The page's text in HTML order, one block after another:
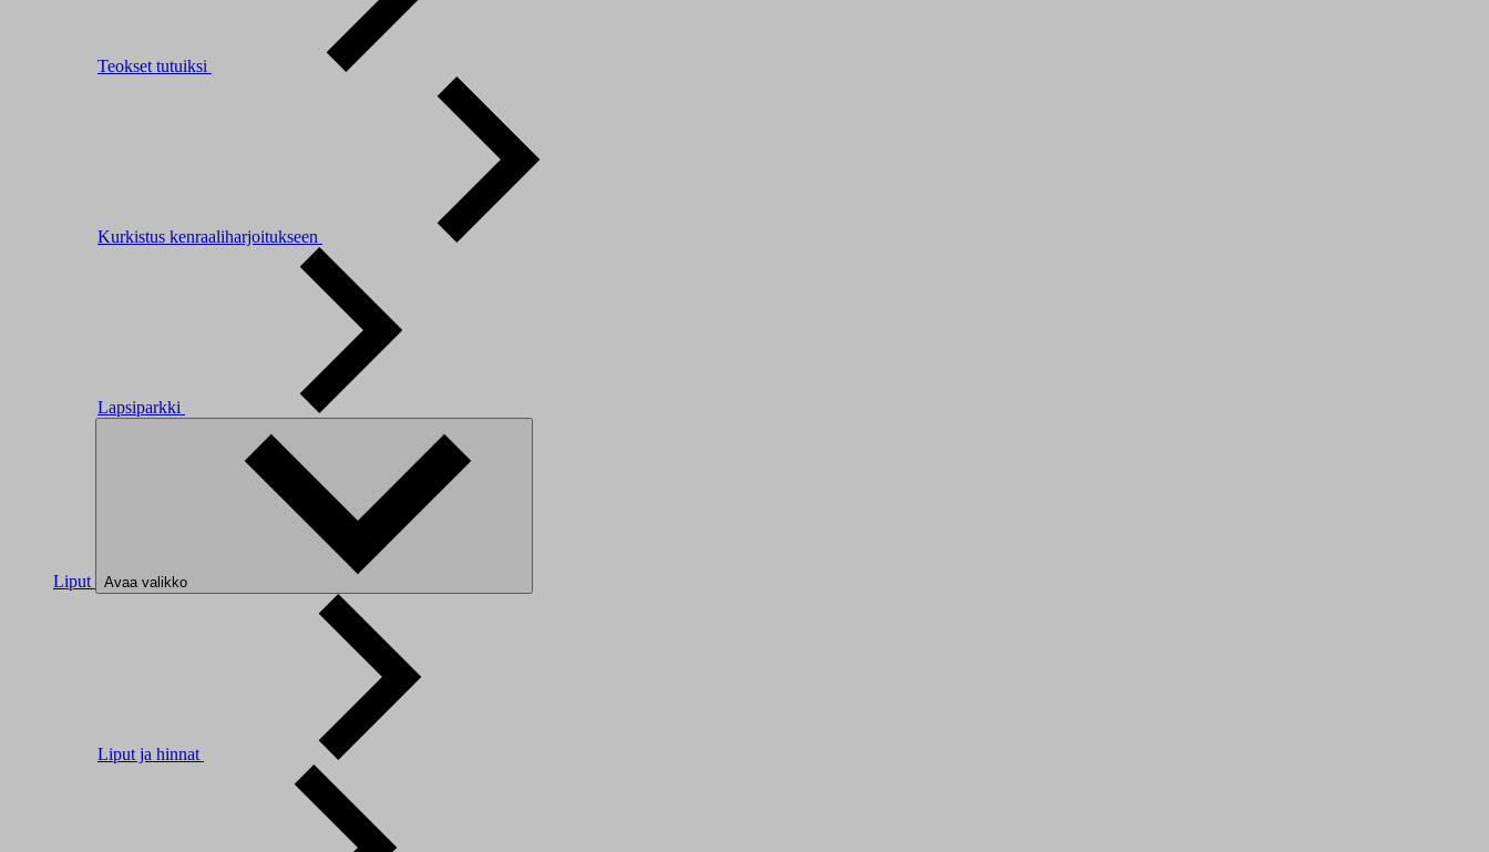
Teokset tutuiksi
Kurkistus kenraaliharjoitukseen
Lapsiparkki
Liput Avaa valikko
Liput ja hinnat